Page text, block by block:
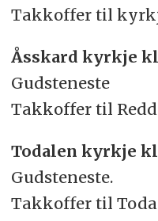
Takkoffer til
Åsskard kyrkje
Gudsteneste
Takkoffer til
Todalen kyrkje
Gudsteneste.
Takkoffer til